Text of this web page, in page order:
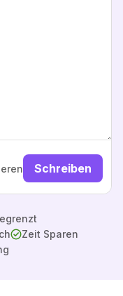
Schreiben
Zeit Sparen